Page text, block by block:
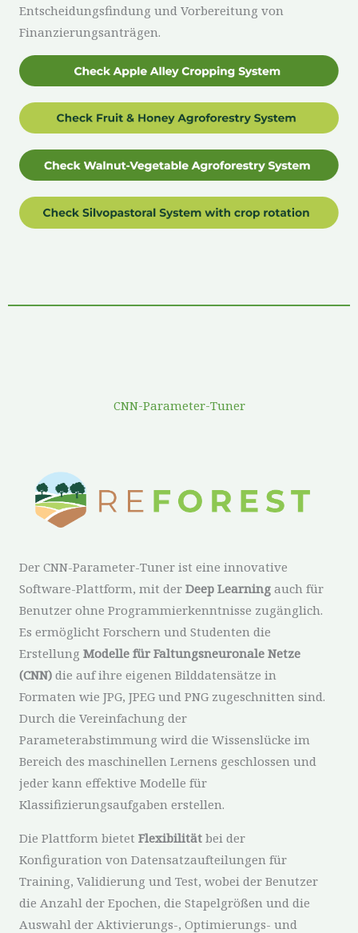
Entscheidungsfindung und Vorbereitung von
Finanzierungsanträgen.
CNN-Parameter-Tuner
Der CNN-Parameter-Tuner ist eine innovative
Software-Plattform, mit der Deep Learning auch für
Benutzer ohne Programmierkenntnisse zugänglich.
Es ermöglicht Forschern und Studenten die
Erstellung Modelle für Faltungsneuronale Netze
(CNN) die auf ihre eigenen Bilddatensätze in
Formaten wie JPG, JPEG und PNG zugeschnitten sind.
Durch die Vereinfachung der
Parameterabstimmung wird die Wissenslücke im
Bereich des maschinellen Lernens geschlossen und
jeder kann effektive Modelle für
Klassifizierungsaufgaben erstellen.
Die Plattform bietet Flexibilität bei der
Konfiguration von Datensatzaufteilungen für
Training, Validierung und Test, wobei der Benutzer
die Anzahl der Epochen, die Stapelgrößen und die
Auswahl der Aktivierungs-, Optimierungs- und